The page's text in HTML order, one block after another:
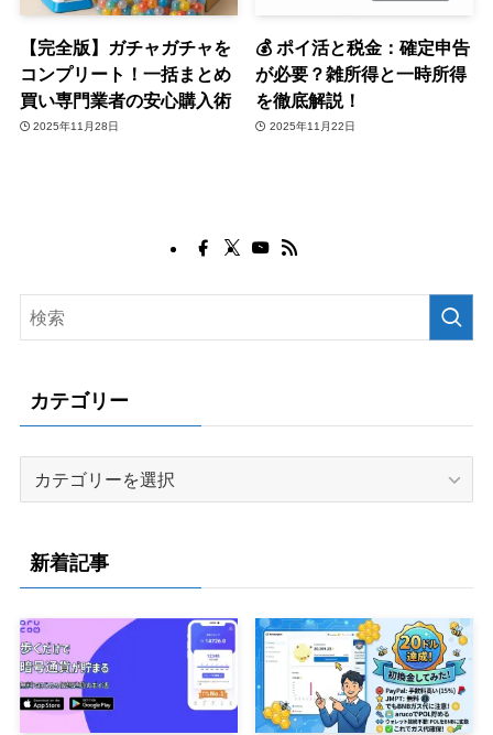
【完全版】ガチャガチャを
コンプリート！一括まとめ
買い専門業者の安心購入術
2025年11月28日
💰 ポイ活と税金：確定申告
が必要？雑所得と一時所得
を徹底解説！
2025年11月22日
カテゴリー
リ
ー
新着記事